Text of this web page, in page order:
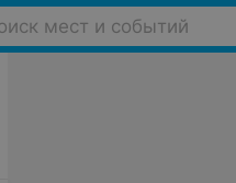
мест и событий